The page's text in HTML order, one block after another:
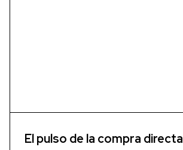
El pulso de la compra directa